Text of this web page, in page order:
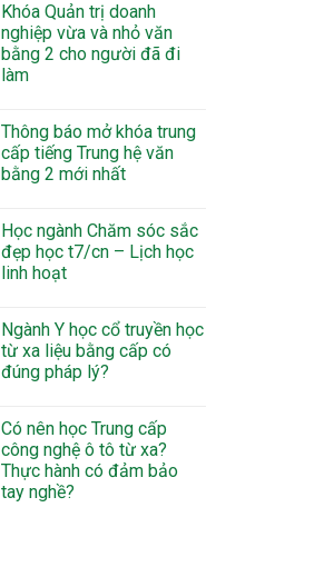
Khóa Quản trị doanh
nghiệp vừa và nhỏ văn
bằng 2 cho người đã đi
làm
Thông báo mở khóa trung
cấp tiếng Trung hệ văn
bằng 2 mới nhất
Học ngành Chăm sóc sắc
đẹp học t7/cn – Lịch học
linh hoạt
Ngành Y học cổ truyền học
từ xa liệu bằng cấp có
đúng pháp lý?
Có nên học Trung cấp
công nghệ ô tô từ xa?
Thực hành có đảm bảo
tay nghề?